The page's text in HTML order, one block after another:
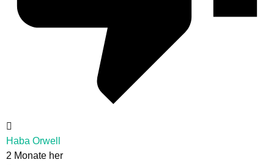
Haba Orwell
2 Monate her